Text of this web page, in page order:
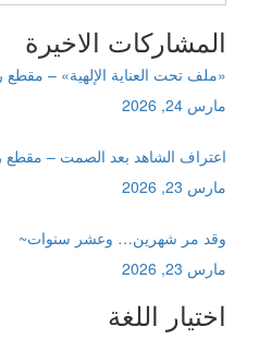
المشاركات الاخيرة
«ملف تحت العناية الإلهية» – مقطع
مارس 24, 2026
اعتراف الشاهد بعد الصمت – مقطع
مارس 23, 2026
وقد مر شهرين… وعشر سنوات~
مارس 23, 2026
اختيار اللغة